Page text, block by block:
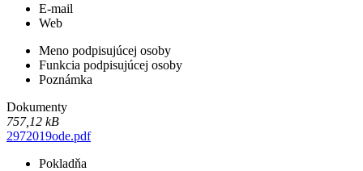
E-mail
Web
Meno podpisujúcej osoby
Funkcia podpisujúcej osoby
Poznámka
Dokumenty
757,12 kB
2972019ode.pdf
Pokladňa